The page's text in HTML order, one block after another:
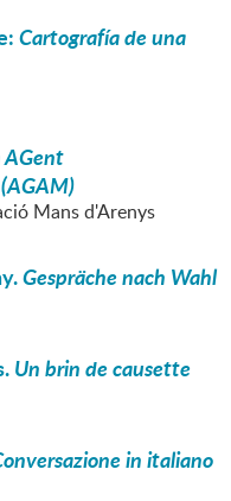
Cartografía de una
AGent
Mans d'Arenys
Gespräche nach Wahl
Un brin de causette
in italiano